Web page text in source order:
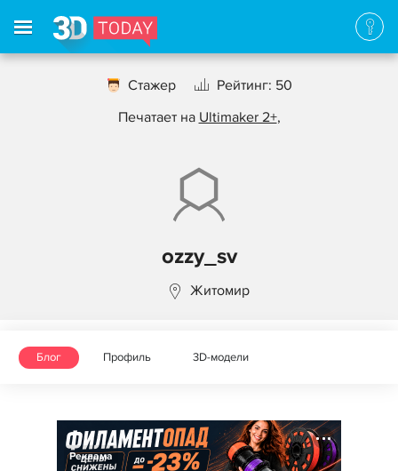
Стажер
Рейтинг: 50
Печатает на Ultimaker 2+,
ozzy_sv
Житомир
Блог Профиль 3D-модели
Реклама